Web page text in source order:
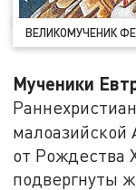
ВЕЛИКОМУЧЕНИК
Мученики
малоазийской
от Рождества
подвергнуты